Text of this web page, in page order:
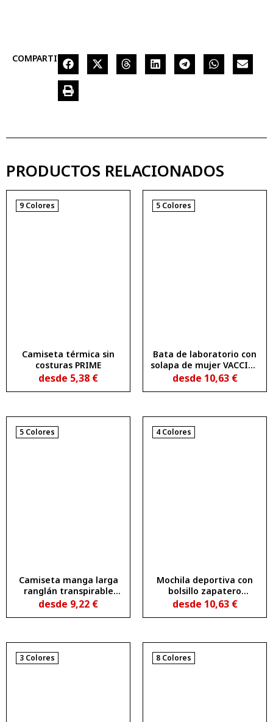
COMPARTIR
PRODUCTOS RELACIONADOS
9 Colores
Camiseta térmica sin
costuras PRIME
desde 5,38 €
5 Colores
Bata de laboratorio con
solapa de mujer VACCINE
WOMAN
desde 10,63 €
5 Colores
Camiseta manga larga
ranglán transpirable
PORTO
desde 9,22 €
4 Colores
Mochila deportiva con
bolsillo zapatero
acolchado FALCO
desde 10,63 €
3 Colores 8 Colores